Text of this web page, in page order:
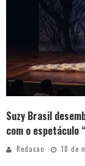
Suzy Brasil
com o espetáculo
Redacao 18 de